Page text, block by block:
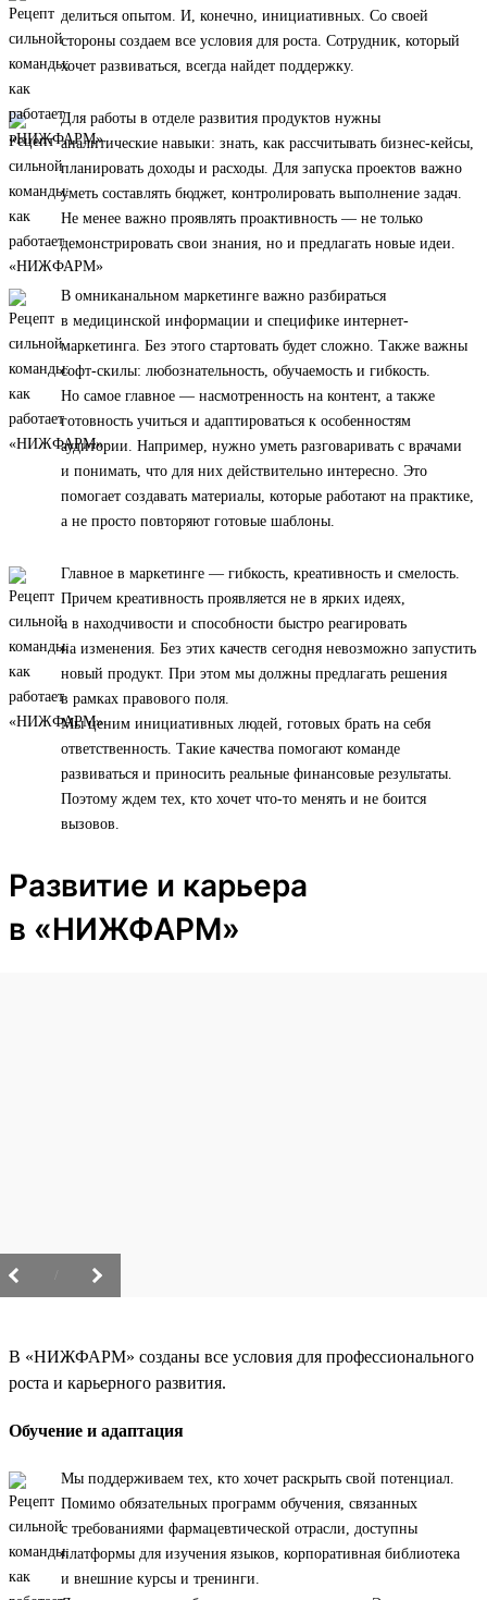
делиться опытом. И, конечно, инициативных. Со своей
стороны создаем все условия для роста. Сотрудник, который
хочет развиваться, всегда найдет поддержку.
Для работы в отделе развития продуктов нужны
аналитические навыки: знать, как рассчитывать бизнес-кейсы,
планировать доходы и расходы. Для запуска проектов важно
уметь составлять бюджет, контролировать выполнение задач.
Не менее важно проявлять проактивность — не только
демонстрировать свои знания, но и предлагать новые идеи.
В омниканальном маркетинге важно разбираться
в медицинской информации и специфике интернет-
маркетинга. Без этого стартовать будет сложно. Также важны
софт-скилы: любознательность, обучаемость и гибкость.
Но самое главное — насмотренность на контент, а также
готовность учиться и адаптироваться к особенностям
аудитории. Например, нужно уметь разговаривать с врачами
и понимать, что для них действительно интересно. Это
помогает создавать материалы, которые работают на практике,
а не просто повторяют готовые шаблоны.
Главное в маркетинге — гибкость, креативность и смелость.
Причем креативность проявляется не в ярких идеях,
а в находчивости и способности быстро реагировать
на изменения. Без этих качеств сегодня невозможно запустить
новый продукт. При этом мы должны предлагать решения
в рамках правового поля.
Мы ценим инициативных людей, готовых брать на себя
ответственность. Такие качества помогают команде
развиваться и приносить реальные финансовые результаты.
Поэтому ждем тех, кто хочет что-то менять и не боится
вызовов.
Развитие и карьера
в «НИЖФАРМ»
В «НИЖФАРМ» созданы все условия для профессионального
роста и карьерного развития.
Обучение и адаптация
Мы поддерживаем тех, кто хочет раскрыть свой потенциал.
Помимо обязательных программ обучения, связанных
с требованиями фармацевтической отрасли, доступны
платформы для изучения языков, корпоративная библиотека
и внешние курсы и тренинги.